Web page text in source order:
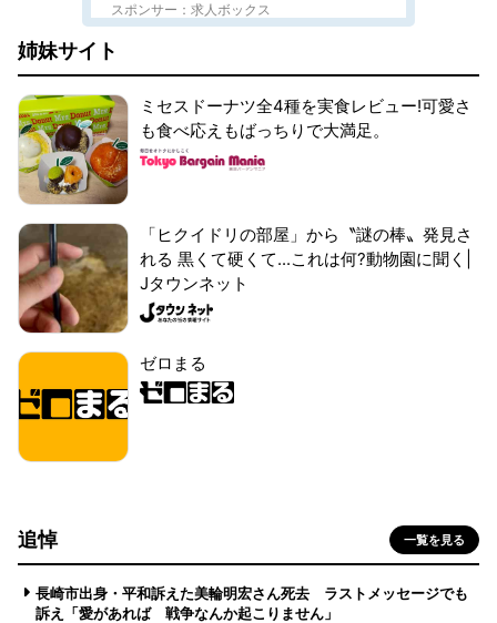
スポンサー：求人ボックス
姉妹サイト
ミセスドーナツ全4種を実食レビュー!可愛さ
も食べ応えもばっちりで大満足。
「ヒクイドリの部屋」から〝謎の棒〟発見さ
れる 黒くて硬くて...これは何?動物園に聞く|
Jタウンネット
ゼロまる
追悼 一覧を見る
長崎市出身・平和訴えた美輪明宏さん死去 ラストメッセージでも
訴え「愛があれば 戦争なんか起こりません」